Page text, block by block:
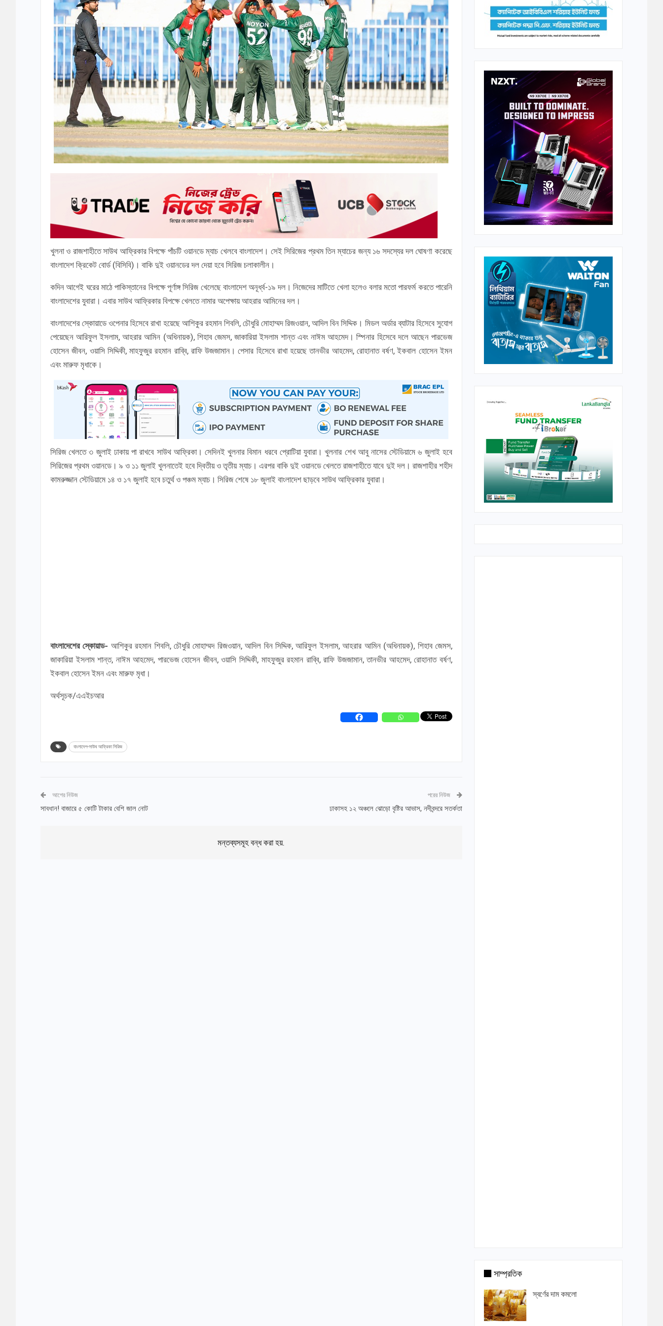
খুলনা ও রাজশাহীতে সাউথ আফ্রিকার বিপক্ষে পাঁচটি ওয়ানডে ম্যাচ খেলবে বাংলাদেশ। সেই সিরিজের প্রথম তিন ম্যাচের জন্য ১৬ সদস্যের দল ঘোষণা করেছে
বাংলাদেশ ক্রিকেট বোর্ড (বিসিবি)। বাকি দুই ওয়ানডের দল দেয়া হবে সিরিজ চলাকালীন।
কদিন আগেই ঘরের মাঠে পাকিস্তানের বিপক্ষে পূর্ণাঙ্গ সিরিজ খেলেছে বাংলাদেশ অনূর্ধ্ব-১৯ দল। নিজেদের মাটিতে খেলা হলেও বলার মতো পারফর্ম করতে পারেনি
বাংলাদেশের যুবারা। এবার সাউথ আফ্রিকার বিপক্ষে খেলতে নামার অপেক্ষায় আহরার আমিনের দল।
বাংলাদেশের স্কোয়াডে ওপেনার হিসেবে রাখা হয়েছে আশিকুর রহমান শিবলি, চৌধুরি মোহাম্মদ রিজওয়ান, আদিল বিন সিদ্দিক। মিডল অর্ডার ব্যাটার হিসেবে সুযোগ
পেয়েছেন আরিফুল ইসলাম, আহরার আমিন (অধিনায়ক), শিহাব জেমস, জাকারিয়া ইসলাম শান্ত এবং নাঈম আহমেদ। স্পিনার হিসেবে দলে আছেন পারভেজ
হোসেন জীবন, ওয়াসি সিদ্দিকী, মাহফুজুর রহমান রাব্বি, রাফি উজজামান। পেসার হিসেবে রাখা হয়েছে তানভীর আহমেদ, রোহানাত বর্ষণ, ইকবাল হোসেন ইমন
এবং মারুফ মৃধাকে।
সিরিজ খেলতে ৩ জুলাই ঢাকায় পা রাখবে সাউথ আফ্রিকা। সেদিনই খুলনার বিমান ধরবে প্রোটিয়া যুবারা। খুলনার শেখ আবু নাসের স্টেডিয়ামে ৬ জুলাই হবে
সিরিজের প্রথম ওয়ানডে। ৯ ও ১১ জুলাই খুলনাতেই হবে দ্বিতীয় ও তৃতীয় ম্যাচ। এরপর বাকি দুই ওয়ানডে খেলতে রাজশাহীতে যাবে দুই দল। রাজশাহীর শহীদ
কামরুজ্জান স্টেডিয়ামে ১৪ ও ১৭ জুলাই হবে চতুর্থ ও পঞ্চম ম্যাচ। সিরিজ শেষে ১৮ জুলাই বাংলাদেশ ছাড়বে সাউথ আফ্রিকার যুবারা।
বাংলাদেশের স্কোয়াড- আশিকুর রহমান শিবলি, চৌধুরি মোহাম্মদ রিজওয়ান, আদিল বিন সিদ্দিক, আরিফুল ইসলাম, আহরার আমিন (অধিনায়ক), শিহাব জেমস,
জাকারিয়া ইসলাম শান্ত, নাঈম আহমেদ, পারভেজ হোসেন জীবন, ‍ওয়াসি সিদ্দিকী, মাহফুজুর রহমান রাব্বি, রাফি উজজামান, তানভীর আহমেদ, রোহানাত বর্ষণ,
ইকবাল হোসেন ইমন এবং মারুফ মৃধা।
অর্থসূচক/এএইচআর
বাংলাদেশ-সাউথ আফ্রিকা সিরিজ
আগের নিউজ
সাবধান! বাজারে ৫ কোটি টাকার বেশি জাল নোট
পরের নিউজ
ঢাকাসহ ১২ অঞ্চলে ঝোড়ো বৃষ্টির আভাস, নদীবন্দরে সতর্কতা
মন্তব্যসমূহ বন্ধ করা হয়.
সাম্প্রতিক
স্বর্ণের দাম কমলো